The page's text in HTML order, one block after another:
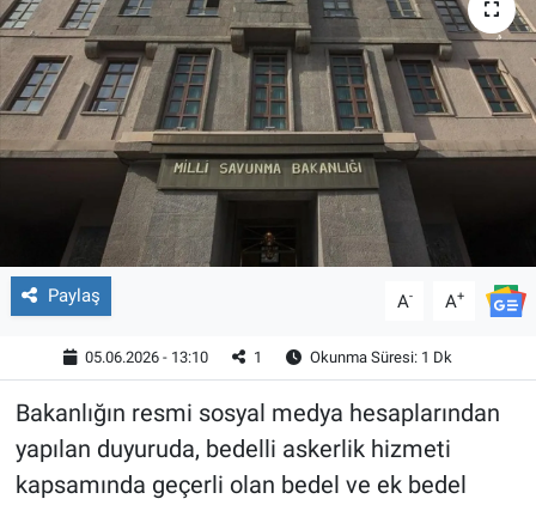
Paylaş A- A+
05.06.2026 - 13:10 1 Okunma Süresi: 1 Dk
Bakanlığın resmi sosyal medya hesaplarından
yapılan duyuruda, bedelli askerlik hizmeti
kapsamında geçerli olan bedel ve ek bedel